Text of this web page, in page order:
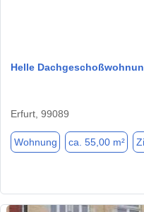
Helle
Erfurt, 99089
Wohnung ca. 55,00 m²